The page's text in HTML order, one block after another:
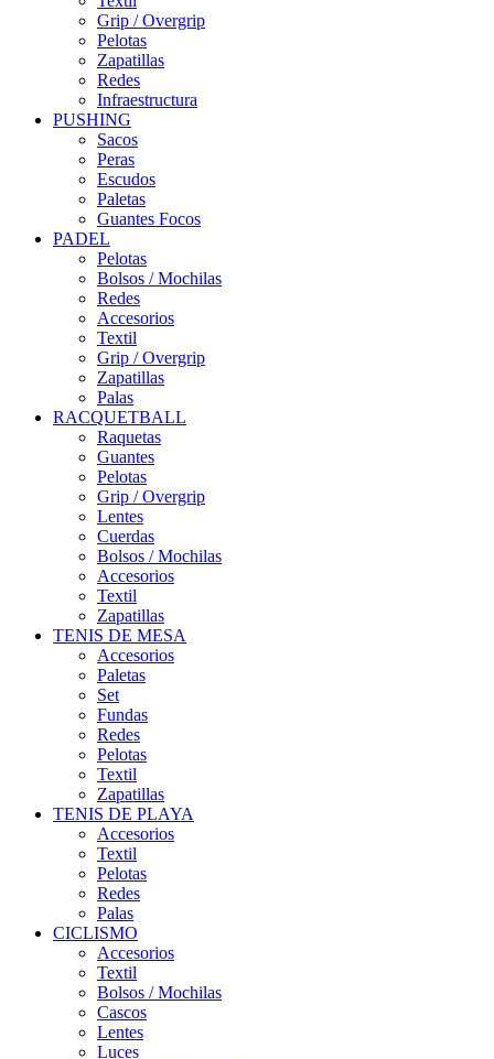
Grip / Overgrip
Pelotas
Zapatillas
Redes
Infraestructura
PUSHING
Sacos
Peras
Escudos
Paletas
Guantes Focos
PADEL
Pelotas
Bolsos / Mochilas
Redes
Accesorios
Textil
Grip / Overgrip
Zapatillas
Palas
RACQUETBALL
Raquetas
Guantes
Pelotas
Grip / Overgrip
Lentes
Cuerdas
Bolsos / Mochilas
Accesorios
Textil
Zapatillas
TENIS DE MESA
Accesorios
Paletas
Set
Fundas
Redes
Pelotas
Textil
Zapatillas
TENIS DE PLAYA
Accesorios
Textil
Pelotas
Redes
Palas
CICLISMO
Accesorios
Textil
Bolsos / Mochilas
Cascos
Lentes
Luces